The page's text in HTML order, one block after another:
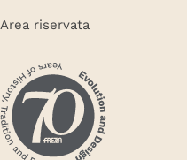
Area riservata